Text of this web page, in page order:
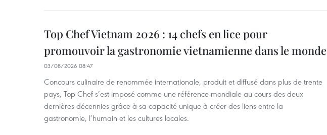
Top Chef Vietnam 2026 : 14 chefs en lice pour
promouvoir la gastronomie vietnamienne dans le monde
03/08/2026 08:47
Concours culinaire de renommée internationale, produit et diffusé dans plus de trente
pays, Top Chef s’est imposé comme une référence mondiale au cours des deux
dernières décennies grâce à sa capacité unique à créer des liens entre la
gastronomie, l’humain et les cultures locales.